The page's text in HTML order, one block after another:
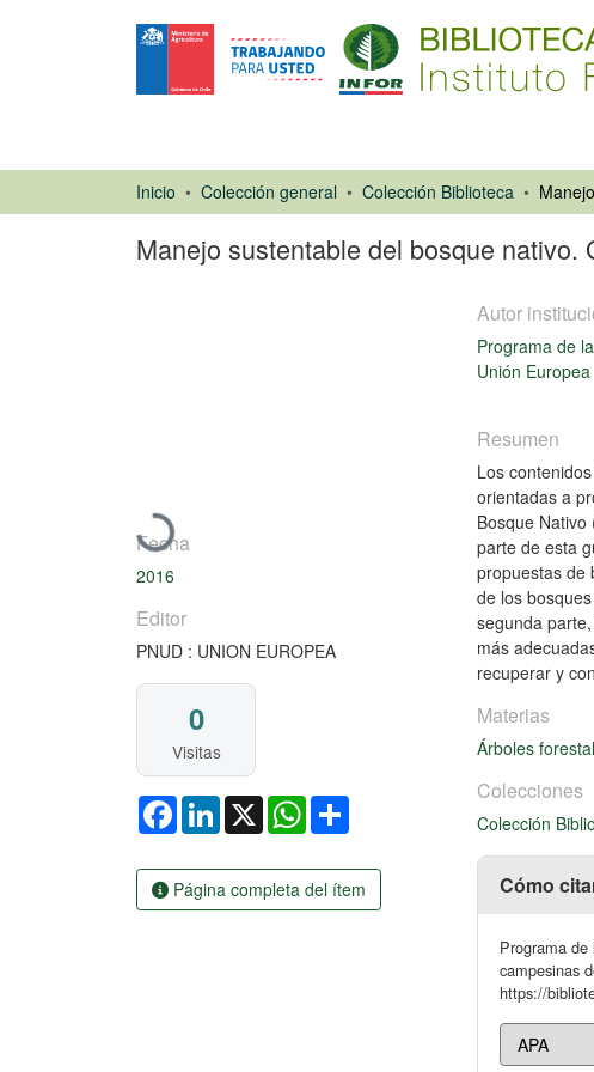
Inicio Colección general Colección Biblioteca
Manejo sustentable del bosque
Cargando...
Fecha
2016
Editor
PNUD : UNION EUROPEA
0
Visitas
FacebookLinkedIn
X WhatsApp
Página completa del ítem
Autor
Programa de
Unión Europea
Resumen
Los
orientadas a
Bosque
parte de esta
propuestas de
de los
segunda
más
recuperar y
Materias
Árboles
Colecciones
Colección
Cómo
Programa
campesinas
https://